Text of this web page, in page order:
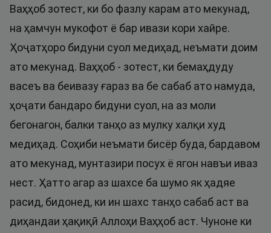
Ваҳҳоб зотест, ки бо фазлу карам ато мекунад,
на ҳамчун мукофот ё бар ивази кори хайре.
Ҳоҷатҳоро бидуни суол медиҳад, неъмати доим
ато мекунад. Ваҳҳоб - зотест, ки бемаҳдуду
васеъ ва беивазу ғараз ва бе сабаб ато намуда,
ҳоҷати бандаро бидуни суол, на аз моли
бегонагон, балки танҳо аз мулку халқи худ
медиҳад. Соҳиби неъмати бисёр буда, бардавом
ато мекунад, мунтазири посух ё ягон навъи иваз
нест. Ҳатто агар аз шахсе ба шумо як ҳадяе
расид, бидонед, ки ин шахс танҳо сабаб аст ва
диҳандаи ҳақиқӣ Аллоҳи Ваҳҳоб аст. Чуноне ки